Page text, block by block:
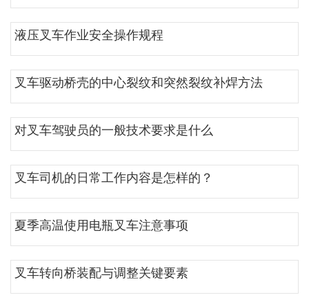
液压叉车作业安全操作规程
叉车驱动桥壳的中心裂纹和突然裂纹补焊方法
对叉车驾驶员的一般技术要求是什么
叉车司机的日常工作内容是怎样的？
夏季高温使用电瓶叉车注意事项
叉车转向桥装配与调整关键要素